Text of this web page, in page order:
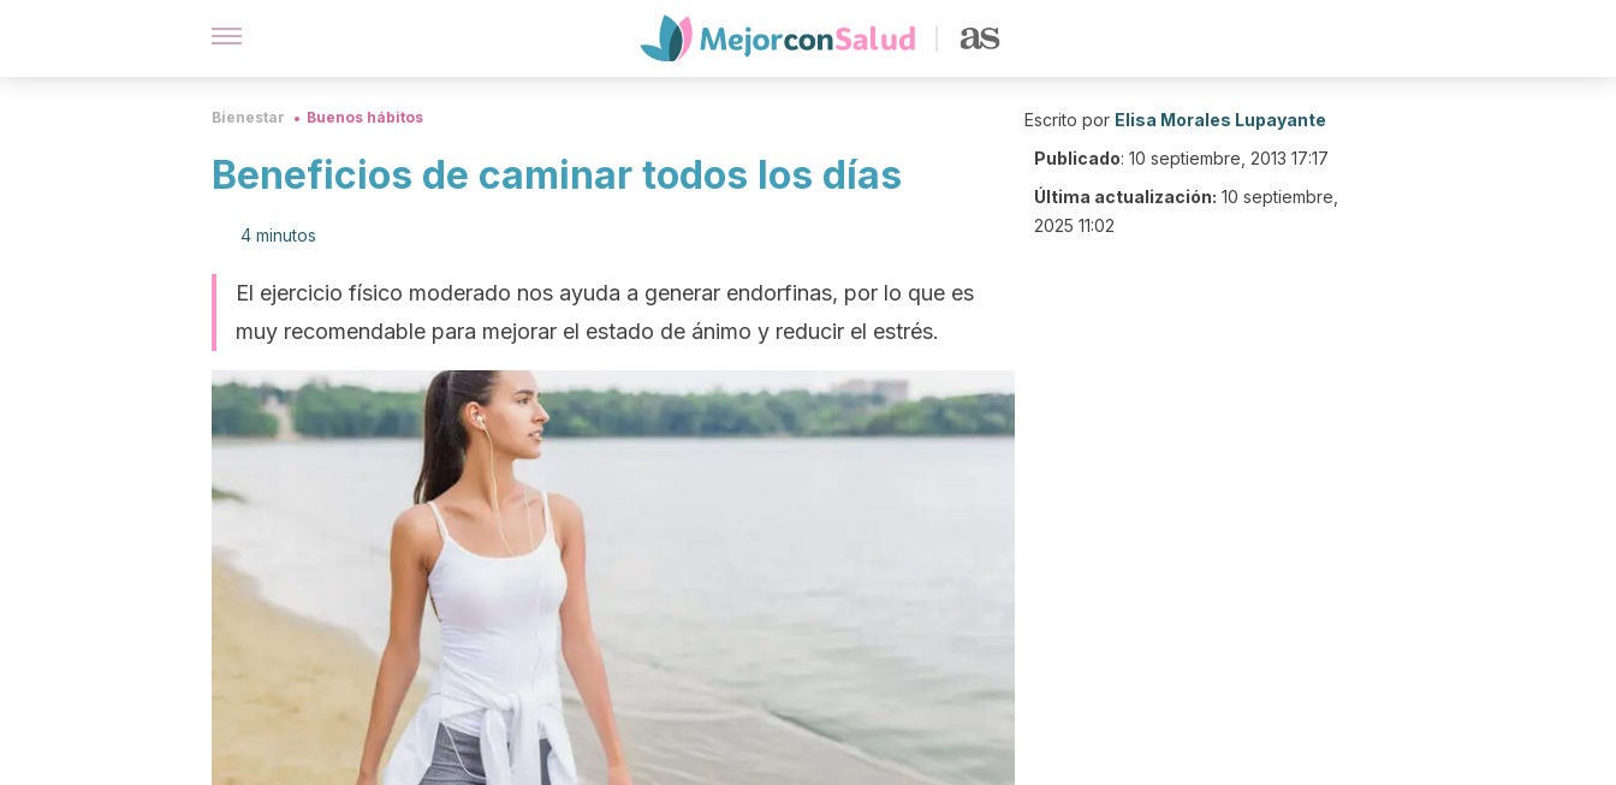
Bienestar Buenos hábitos
Beneficios de caminar todos los días
4 minutos
El ejercicio físico moderado nos ayuda a generar endorfinas, por lo que es
muy recomendable para mejorar el estado de ánimo y reducir el estrés.
Escrito por Elisa Morales Lupayante
Publicado: 10 septiembre, 2013 17:17
Última actualización: 10 septiembre,
2025 11:02